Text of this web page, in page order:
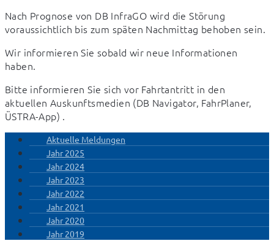
Nach Prognose von DB InfraGO wird die Störung
voraussichtlich bis zum späten Nachmittag behoben sein.
Wir informieren Sie sobald wir neue Informationen
haben.
Bitte informieren Sie sich vor Fahrtantritt in den
aktuellen Auskunftsmedien (DB Navigator, FahrPlaner,
ÜSTRA-App) .
Aktuelle Meldungen
Jahr 2025
Jahr 2024
Jahr 2023
Jahr 2022
Jahr 2021
Jahr 2020
Jahr 2019